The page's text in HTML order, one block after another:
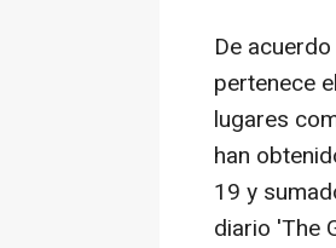
De
pertenece
lugares
han
19 y
diario 'The